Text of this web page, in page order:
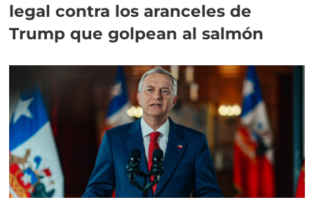
legal contra los aranceles de
Trump que golpean al salmón